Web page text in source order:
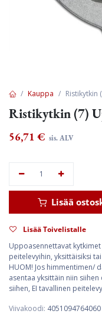
Kauppa Ristikytkin
Ristikytkin (7)
56,71 € sis. ALV
Lisää
Lisää Toivelistalle
Uppoasennettavat
peitelevyihin, yksittäisiksi
HUOM! Jos himmentimen/
asentaa yksittäin niin
siihen, EI tavallinen
Viivakoodi: 4051094764060